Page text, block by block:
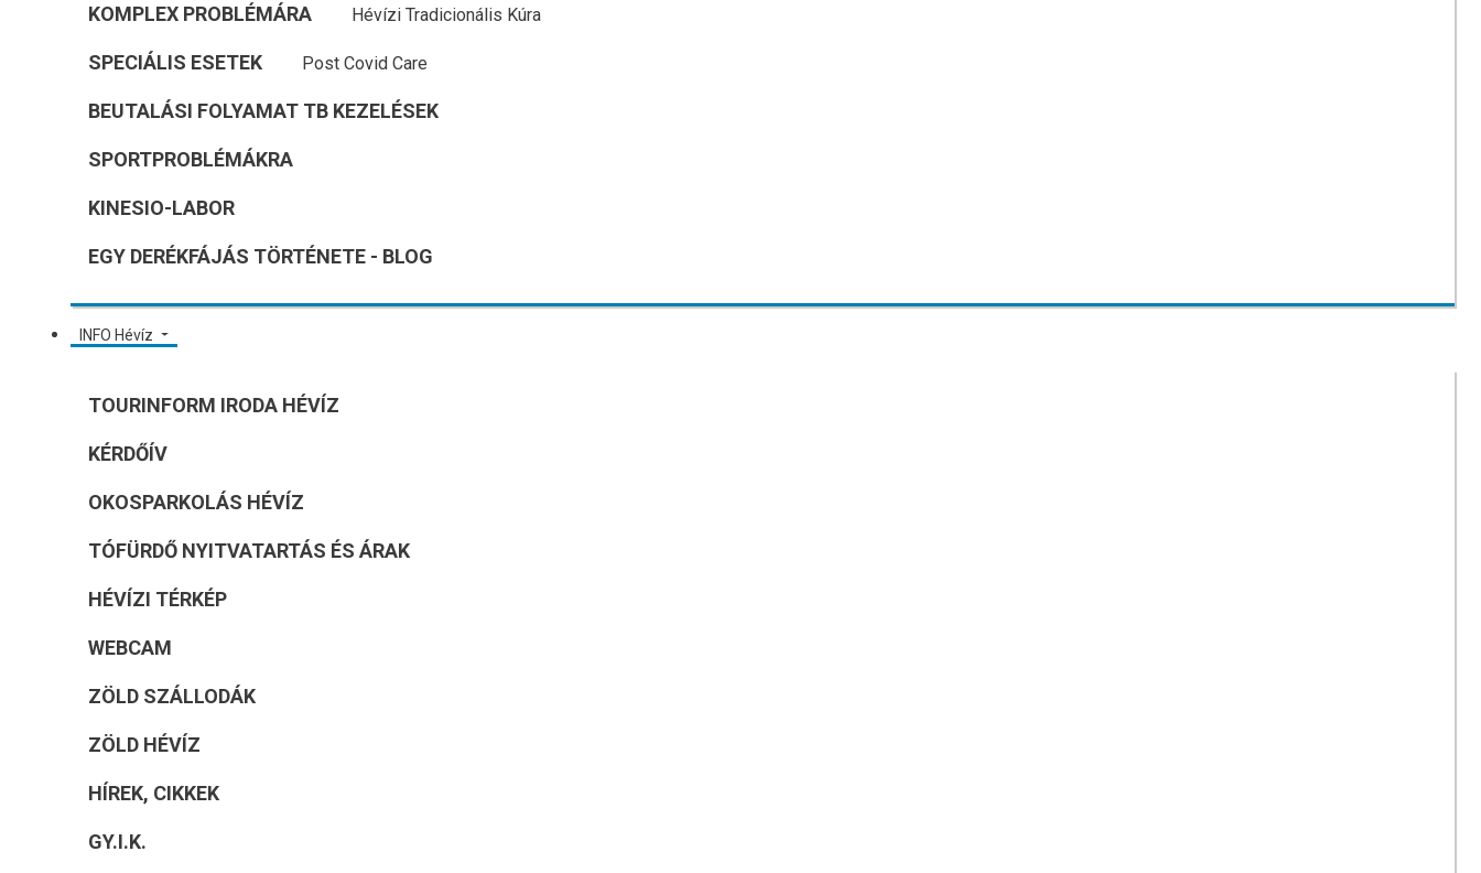
KOMPLEX PROBLÉMÁRA Hévízi Tradicionális Kúra
SPECIÁLIS ESETEK Post Covid Care
BEUTALÁSI FOLYAMAT TB KEZELÉSEK
SPORTPROBLÉMÁKRA
KINESIO-LABOR
EGY DERÉKFÁJÁS TÖRTÉNETE - BLOG
INFO Hévíz
TOURINFORM IRODA HÉVÍZ
KÉRDŐÍV
OKOSPARKOLÁS HÉVÍZ
TÓFÜRDŐ NYITVATARTÁS ÉS ÁRAK
HÉVÍZI TÉRKÉP
WEBCAM
ZÖLD SZÁLLODÁK
ZÖLD HÉVÍZ
HÍREK, CIKKEK
GY.I.K.